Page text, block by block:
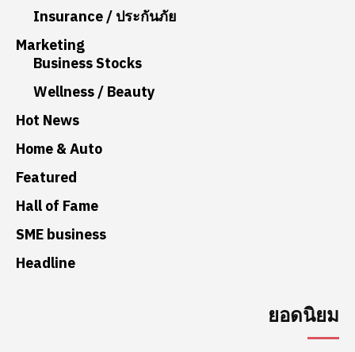
Insurance / ประกันภัย
Marketing
Business Stocks
Wellness / Beauty
Hot News
Home & Auto
Featured
Hall of Fame
SME business
Headline
ยอดนิยม